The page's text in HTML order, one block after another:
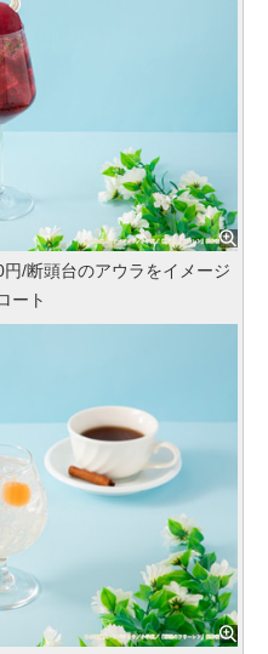
円/断頭台のアウラをイメージ
ート